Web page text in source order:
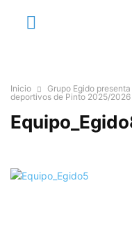
Inicio
Grupo Egido
deportivos de Pinto 2025/2026